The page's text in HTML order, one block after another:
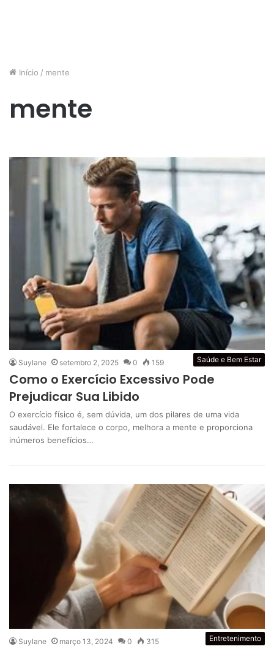
Início / mente
mente
Saúde e Bem Estar
Suylane setembro 2, 2025 0 159
Como o Exercício Excessivo Pode
Prejudicar Sua Libido
O exercício físico é, sem dúvida, um dos pilares de uma vida
saudável. Ele fortalece o corpo, melhora a mente e proporciona
inúmeros benefícios…
Entretenimento
Suylane março 13, 2024 0 315